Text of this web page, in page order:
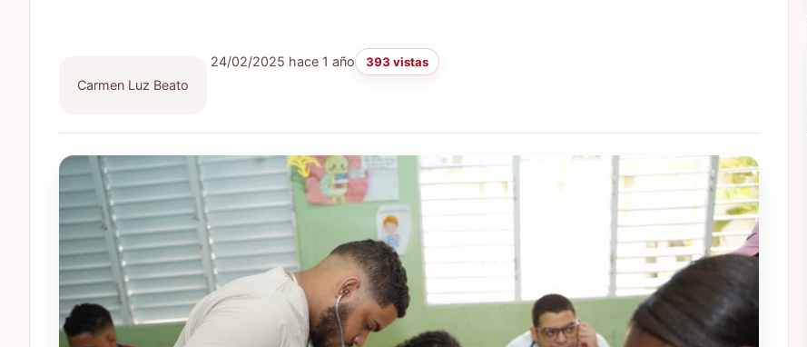
Carmen Luz Beato
24/02/2025 hace 1 año 393 vistas